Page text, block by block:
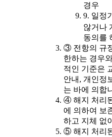
경우
9. 일정
않거나
동의를
③ 전항의 규
한하는 경우
적인 기준은
안내, 개인정
는 바에 의합
④ 해지 처리
에 의하여 보
하고 지체 없
⑤ 해지 처리